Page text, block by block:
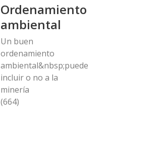
Ordenamiento
ambiental
Un buen
ordenamiento
ambiental&nbsp;puede
incluir o no a la
minería
(664)